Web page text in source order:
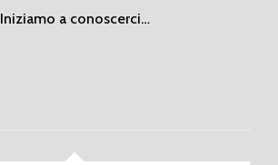
Iniziamo a conoscerci…